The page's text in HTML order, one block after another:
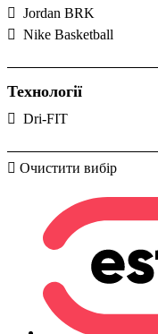
Jordan BRK
Nike Basketball
Технології
Dri-FIT
Очистити вибір